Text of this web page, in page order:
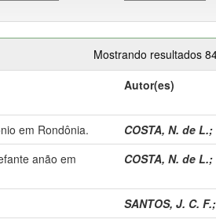
Mostrando resultados
Autor(es)
em Rondônia. COSTA, N. de L.;
anão em
COSTA, N. de L.;
SANTOS, J. C. F.;